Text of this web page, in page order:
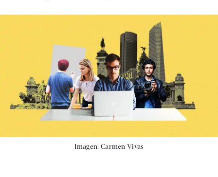
Imagen: Carmen Vivas